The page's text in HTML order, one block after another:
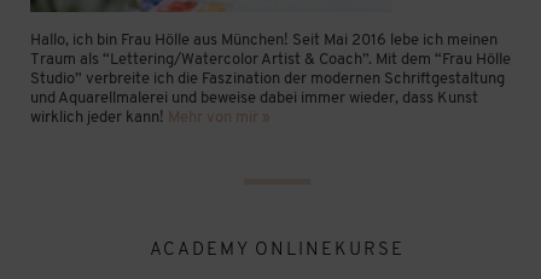
Hallo, ich bin Frau Hölle aus München! Seit Mai 2016 lebe ich meinen
Traum als “Lettering/Watercolor Artist & Coach”. Mit dem “Frau Hölle
Studio” verbreite ich die Faszination der modernen Schriftgestaltung
und Aquarellmalerei und beweise dabei immer wieder, dass Kunst
wirklich jeder kann! Mehr von mir »
ACADEMY ONLINEKURSE